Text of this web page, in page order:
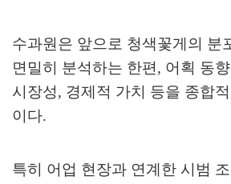
수과원은 앞으로 청색꽃게의 분
면밀히 분석하는 한편 , 어획 동
시장성, 경제적 가치 등을 종합
이다.
특히 어업 현장과 연계한 시범